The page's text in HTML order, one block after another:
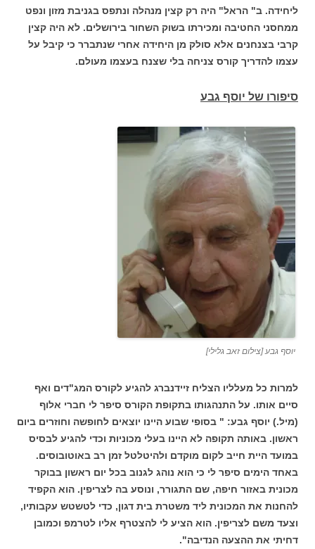
ליחידה. ב" הראל" היה רק קצין מנהלה ונתפס בגניבת מזון ונפט
ממחסני החטיבה ומכירתו בשוק השחור בירושלים. לא היה קצין
קרבי בצנחנים אלא סולק מן היחידה אחרי שנתברר כי קיבל על
עצמו להדריך קורס צניחה בלי שצנח בעצמו מעולם.
סיפורו של יוסף גבע
יוסף גבע [צילום זאב גלילי]
למרות כל מעלליו הצליח זיידנברג להגיע לקורס המג"דים ואף
סיים אותו. על התנהגותו בתקופת הקורס סיפר לי חברי אלוף
(מיל.) יוסף גבע: " בסופי שבוע היינו יוצאים לחופשה וחוזרים ביום
ראשון. באותה תקופה לא היינו בעלי מכוניות וכדי להגיע לבסיס
במועד היית חייב לקום מוקדם ולהיטלטל זמן רב באוטובוסים.
באחד הימים סיפר לי כי הוא נוהג לגנוב בכל יום ראשון בבוקר
מכונית באזור חיפה, שם התגורר, ונוסע בה לצריפין. הוא הקפיד
להחנות את המכונית ליד משטרת בית דגון, כדי לטשטש עקבותיו,
וצעד משם לצריפין. הוא הציע לי להצטרף אליו לטרמפ וכמובן
דחיתי את ההצעה הנדיבה".